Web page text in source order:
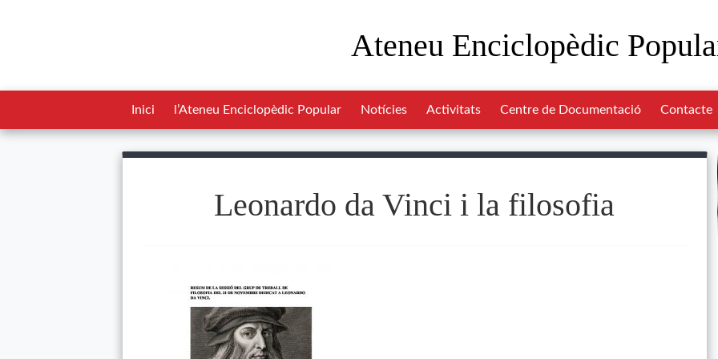
Ateneu Enciclopèdic
Inici l’Ateneu Enciclopèdic Popular Notícies Activitats Centre de Documentació Contacte
Leonardo da Vinci i la filosofia